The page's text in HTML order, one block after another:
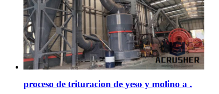
proceso de trituracion de yeso y molino a .